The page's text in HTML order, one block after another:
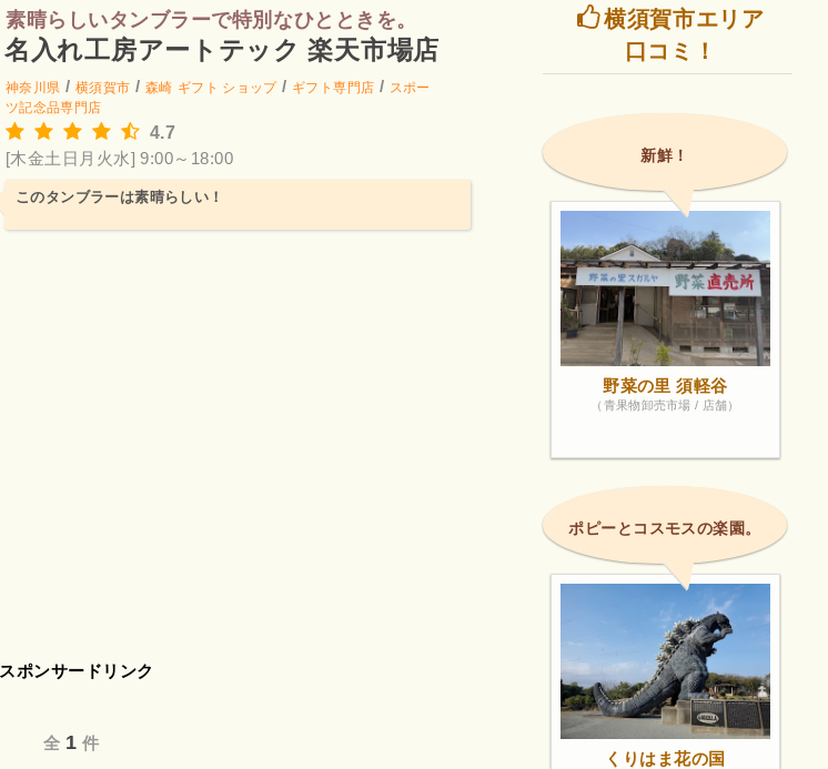
素晴らしいタンブラーで特別なひとときを。
名入れ工房アートテック 楽天市場店
神奈川県 / 横須賀市 / 森崎 ギフト ショップ/ ギフト専門店 / スポー
ツ記念品専門店
4.7
[木金土日月火水] 9:00～18:00
このタンブラーは素晴らしい！
スポンサードリンク
全 1 件
横須賀市エリア
口コミ！
新鮮！
野菜の里 須軽谷
（青果物卸売市場 / 店舗）
ポピーとコスモスの楽園。
くりはま花の国